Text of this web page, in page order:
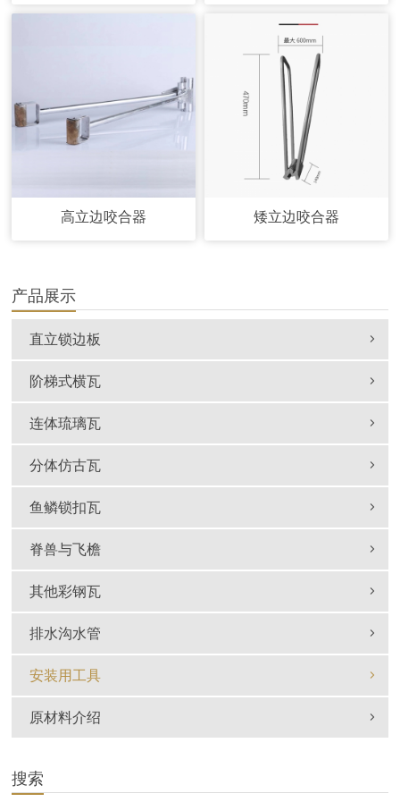
高立边咬合器 矮立边咬合器
产品展示
直立锁边板
阶梯式横瓦
连体琉璃瓦
分体仿古瓦
鱼鳞锁扣瓦
脊兽与飞檐
其他彩钢瓦
排水沟水管
安装用工具
原材料介绍
搜索